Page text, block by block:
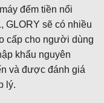
đếm tiền nổi
GLORY sẽ có nhiều
cấp cho người dùng
khẩu nguyên
và được đánh giá
lý.